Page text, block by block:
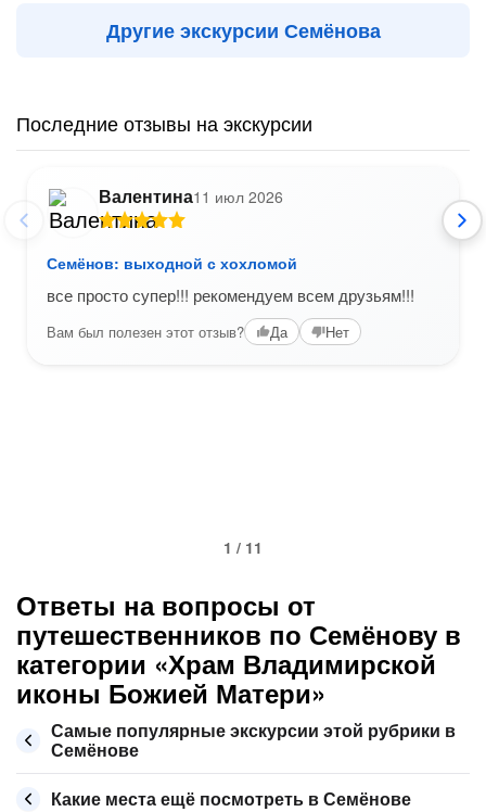
Другие экскурсии Семёнова
Последние отзывы на экскурсии
Валентина11 июл 2026
Семёнов: выходной с хохломой
все просто супер!!! рекомендуем всем друзьям!!!
Вам был полезен этот отзыв? Да Нет
1 / 11
Ответы на вопросы от
путешественников по Семёнову в
категории «Храм Владимирской
иконы Божией Матери»
Самые популярные экскурсии этой рубрики в
Семёнове
Какие места ещё посмотреть в Семёнове